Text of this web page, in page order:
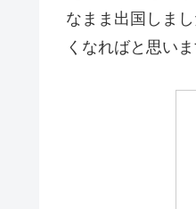
なまま出国しま
くなればと思いま